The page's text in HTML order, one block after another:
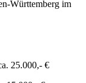
Württemberg im
25.000,- €